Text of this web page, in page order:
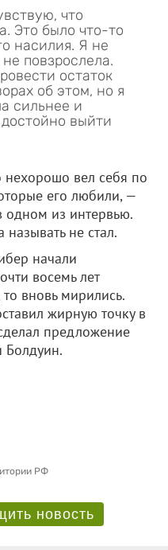
что
Это было что-то
насилия. Я не
повзрослела.
остаток
об этом, но я
сильнее и
выйти
нехорошо вел себя по
его любили, —
одном из интервью.
не стал.
начали
восемь лет
вновь мирились.
жирную точку в
предложение
Болдуин.
РФ
новость